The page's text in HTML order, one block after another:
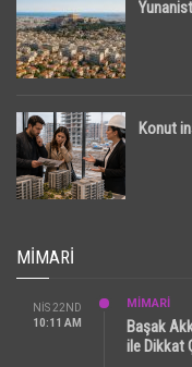
Konut
MIMARI
NIS 22ND
10:11 AM
MİMARİ
Başak
ile Dikkat